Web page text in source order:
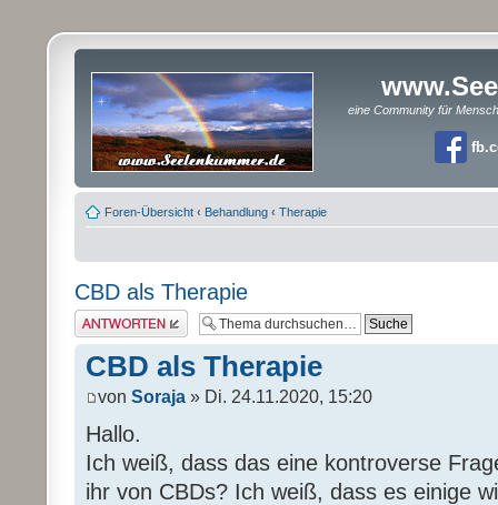
eine Community für
Foren-Übersicht ‹ Behandlung ‹ Therapie
CBD als Therapie
Antwort erstellen
CBD als Therapie
von Soraja » Di. 24.11.2020, 15:20
Hallo.
Ich weiß, dass das eine kontroverse
ihr von CBDs? Ich weiß, dass es einige